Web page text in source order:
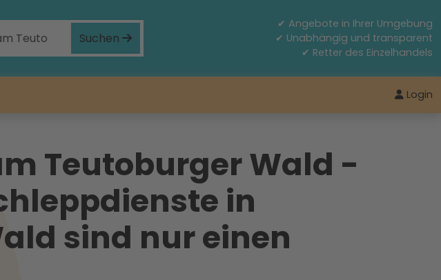
Suchen
✔ Angebote in Ihrer Umgebung
✔ Unabhängig und transparent
✔ Retter des Einzelhandels
Login
Teutoburger Wald -
in
sind nur einen